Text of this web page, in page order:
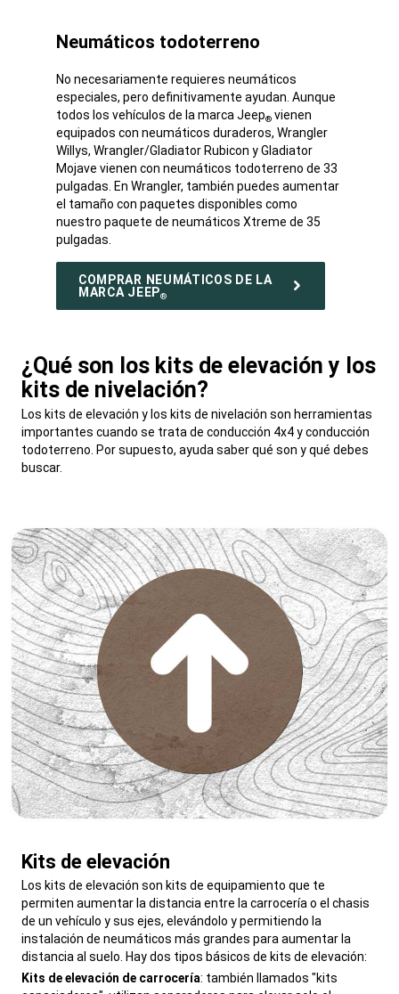
Neumáticos todoterreno
No necesariamente requieres neumáticos
especiales, pero definitivamente ayudan. Aunque
todos los vehículos de la marca Jeep®vienen
equipados con neumáticos duraderos, Wrangler
Willys, Wrangler/Gladiator Rubicon y Gladiator
Mojave vienen con neumáticos todoterreno de 33
pulgadas. En Wrangler, también puedes aumentar
el tamaño con paquetes disponibles como
nuestro paquete de neumáticos Xtreme de 35
pulgadas.
COMPRAR NEUMÁTICOS DE LA
MARCA JEEP®
¿Qué son los kits de elevación y los
kits de nivelación?
,Los kits de elevación y los kits de nivelación son herramientas
importantes cuando se trata de conducción 4x4 y conducción
todoterreno. Por supuesto, ayuda saber qué son y qué debes
buscar.
Kits de elevación
,Los kits de elevación son kits de equipamiento que te
permiten aumentar la distancia entre la carrocería o el chasis
de un vehículo y sus ejes, elevándolo y permitiendo la
instalación de neumáticos más grandes para aumentar la
distancia al suelo. Hay dos tipos básicos de kits de elevación:
,Kits de elevación de carrocería: también llamados "kits